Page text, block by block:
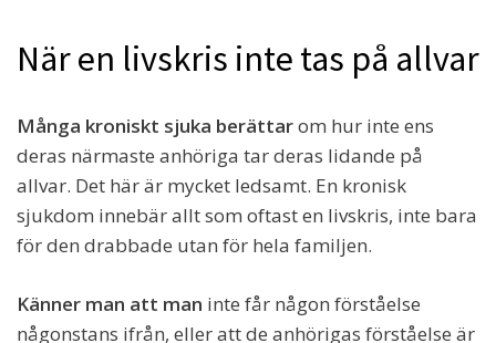
När en livskris inte tas på allvar
Många kroniskt sjuka berättarom hur inte ens
deras närmaste anhöriga tar deras lidande på
allvar. Det här är mycket ledsamt. En kronisk
sjukdom innebär allt som oftast en livskris, inte bara
för den drabbade utan för hela familjen.
Känner man att man inte får någon förståelse
någonstans ifrån, eller att de anhörigas förståelse är